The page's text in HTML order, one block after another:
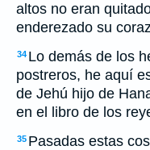
altos no eran
enderezado su
34 Lo demás de los
postreros, he aquí
de Jehú hijo de
en el libro de los
35 Pasadas estas